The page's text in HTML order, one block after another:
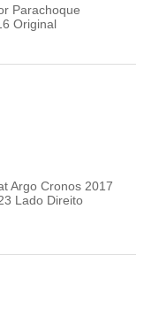
Parachoque
Original
Argo Cronos 2017
Lado Direito